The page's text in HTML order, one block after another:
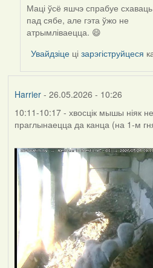
In
reply
to
by
Harrier
Маці ўсё яшчэ спрабуе схаваць
пад сябе, але гэта ўжо не
атрымліваецца. 😄
Увайдзіце цізарэгіструйцеся
Harrier- 26.05.2026 - 10:26
10:11-10:17 - хвосцік мышы ніяк не
праглынаецца да канца (на 1-м